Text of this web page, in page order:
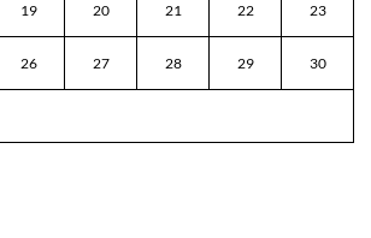
19 20 21 22 23
26 27 28 29 30